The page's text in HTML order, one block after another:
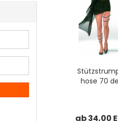
ho­se 70
ab 34,00